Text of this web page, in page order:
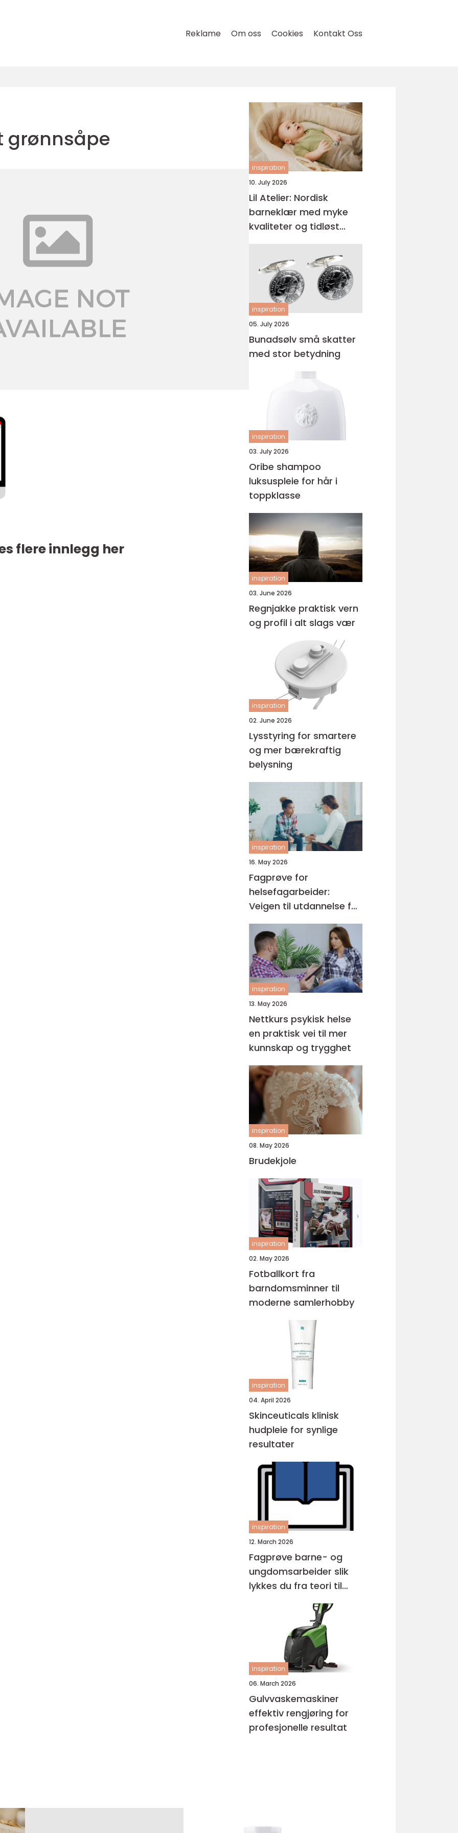
Reklame Om oss Cookies Kontakt Oss
grønnsåpe
flere innlegg her
inspiration
10. July 2026
Lil Atelier: Nordisk
barneklær med myke
kvaliteter og tidløst
uttrykk
inspiration
05. July 2026
Bunadsølv små skatter
med stor betydning
inspiration
03. July 2026
Oribe shampoo
luksuspleie for hår i
toppklasse
inspiration
03. June 2026
Regnjakke praktisk vern
og profil i alt slags vær
inspiration
02. June 2026
Lysstyring for smartere
og mer bærekraftig
belysning
inspiration
16. May 2026
Fagprøve for
helsefagarbeider:
Veigen til utdannelse for
helsefagarbeider
inspiration
13. May 2026
Nettkurs psykisk helse
en praktisk vei til mer
kunnskap og trygghet
inspiration
08. May 2026
Brudekjole
inspiration
02. May 2026
Fotballkort fra
barndomsminner til
moderne samlerhobby
inspiration
04. April 2026
Skinceuticals klinisk
hudpleie for synlige
resultater
inspiration
12. March 2026
Fagprøve barne- og
ungdomsarbeider slik
lykkes du fra teori til
inspiration
06. March 2026
Gulvvaskemaskiner
effektiv rengjøring for
profesjonelle resultat